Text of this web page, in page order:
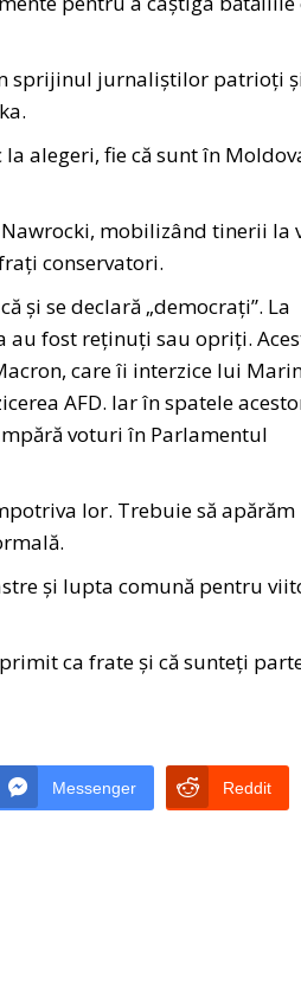
sprijinul jurnaliștilor patrioți
alegeri, fie că sunt în
mobilizând tinerii la
conservatori.
și se declară „democrați”. La
au fost reținuți sau opriți.
care îi interzice lui
AFD. Iar în spatele
voturi în Parlamentul
lor. Trebuie să apărăm
și lupta comună pentru
ca frate și că sunteți
Messenger Reddit